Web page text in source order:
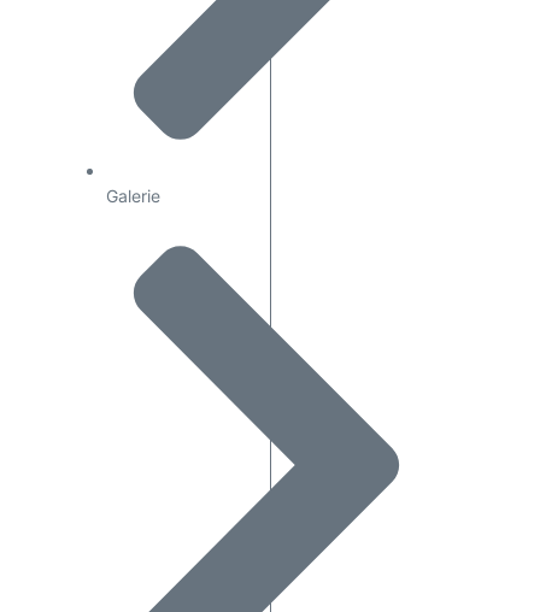
Galerie